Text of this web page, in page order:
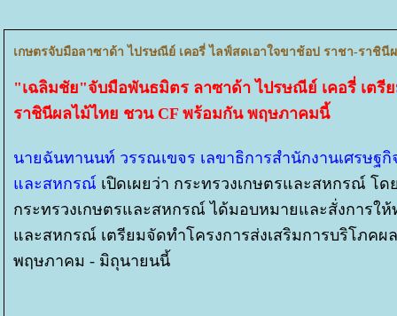
เกษตรจับมือลาซาด้า ไปรษณีย์ เคอรี่ ไลฟ์สดเอาใจขาช้อป ราชา-ราชินี
"เฉลิมชัย"จับมือพันธมิตร ลาซาด้า ไปรษณีย์ เคอรี่ เตรี
ราชินีผลไม้ไทย ชวน CF พร้อมกัน พฤษภาคมนี้
นายฉันทานนท์ วรรณเขจร เลขาธิการสำนักงานเศรษฐ
ละสหกรณ์ เปิดเผยว่า กระทรวงเกษตรและสหกรณ์ โ
กระทรวงเกษตรและสหกรณ์ ได้มอบหมายและสั่งการใ
ละสหกรณ์ เตรียมจัดทำโครงการส่งเสริมการบริโภคผ
พฤษภาคม - มิถุนายนนี้